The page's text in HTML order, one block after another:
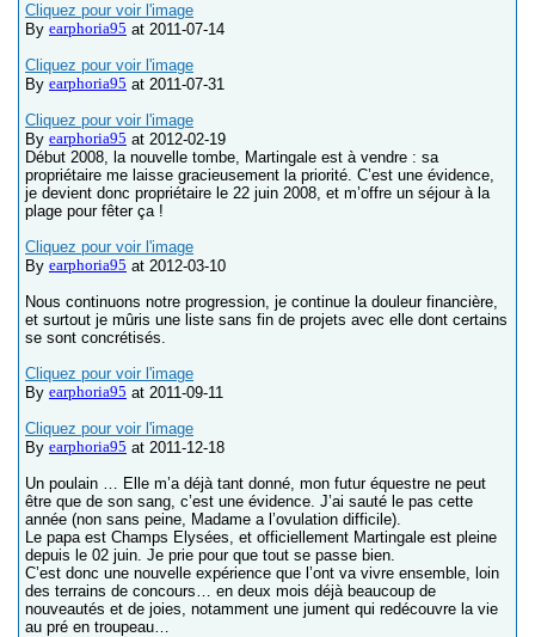
Cliquez pour voir l'image
By earphoria95 at 2011-07-14
Cliquez pour voir l'image
By earphoria95 at 2011-07-31
Cliquez pour voir l'image
By earphoria95 at 2012-02-19
Début 2008, la nouvelle tombe, Martingale est à vendre : sa
propriétaire me laisse gracieusement la priorité. C’est une évidence,
je devient donc propriétaire le 22 juin 2008, et m’offre un séjour à la
plage pour fêter ça !
Cliquez pour voir l'image
By earphoria95 at 2012-03-10
Nous continuons notre progression, je continue la douleur financière,
et surtout je mûris une liste sans fin de projets avec elle dont certains
se sont concrétisés.
Cliquez pour voir l'image
By earphoria95 at 2011-09-11
Cliquez pour voir l'image
By earphoria95 at 2011-12-18
Un poulain … Elle m’a déjà tant donné, mon futur équestre ne peut
être que de son sang, c’est une évidence. J’ai sauté le pas cette
année (non sans peine, Madame a l’ovulation difficile).
Le papa est Champs Elysées, et officiellement Martingale est pleine
depuis le 02 juin. Je prie pour que tout se passe bien.
C’est donc une nouvelle expérience que l’ont va vivre ensemble, loin
des terrains de concours… en deux mois déjà beaucoup de
nouveautés et de joies, notamment une jument qui redécouvre la vie
au pré en troupeau…